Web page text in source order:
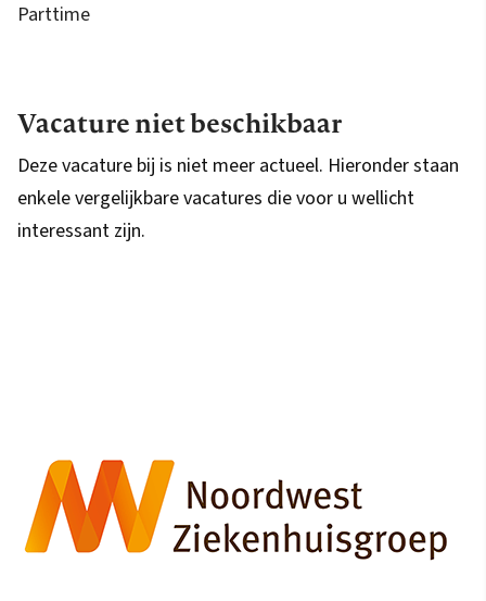
Parttime
Vacature niet beschikbaar
Deze vacature bij is niet meer actueel. Hieronder staan
enkele vergelijkbare vacatures die voor u wellicht
interessant zijn.